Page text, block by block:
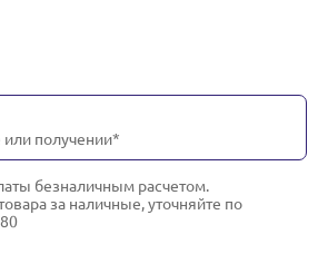
или получении*
безналичным расчетом.
за наличные, уточняйте по